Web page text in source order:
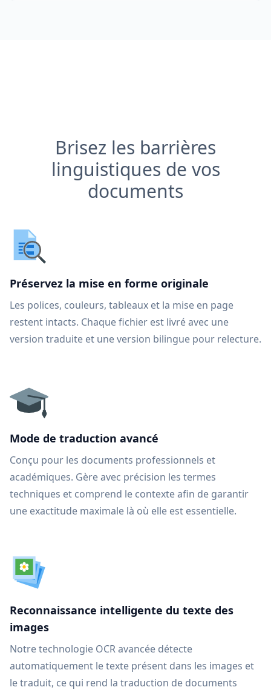
Brisez les barrières
linguistiques de vos
documents
Préservez la mise en forme originale
Les polices, couleurs, tableaux et la mise en page
restent intacts. Chaque fichier est livré avec une
version traduite et une version bilingue pour relecture.
Mode de traduction avancé
Conçu pour les documents professionnels et
académiques. Gère avec précision les termes
techniques et comprend le contexte afin de garantir
une exactitude maximale là où elle est essentielle.
Reconnaissance intelligente du texte des
images
Notre technologie OCR avancée détecte
automatiquement le texte présent dans les images et
le traduit, ce qui rend la traduction de documents